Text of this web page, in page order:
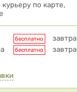
по карте,
бесплатно
завтра
бесплатно завтра